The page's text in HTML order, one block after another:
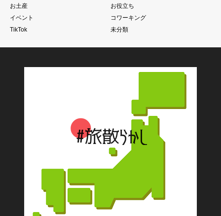
お土産
お役立ち
イベント
コワーキング
TikTok
未分類